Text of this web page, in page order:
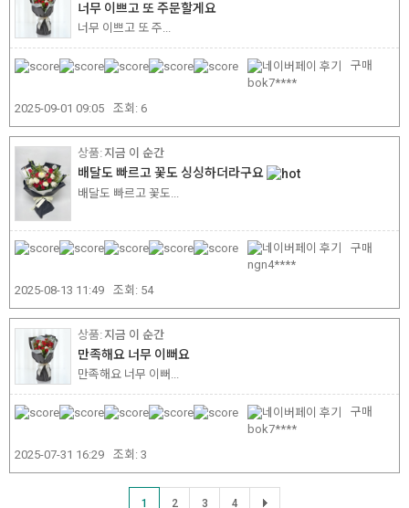
너무 이쁘고 또 주문할게요
너무 이쁘고 또 주...
bok7****
구매
2025-09-01 09:05 조회: 6
지금 이 순간
배달도 빠르고 꽃도 싱싱하더라구요
배달도 빠르고 꽃도...
ngn4****
구매
2025-08-13 11:49 조회: 54
지금 이 순간
만족해요 너무 이뻐요
만족해요 너무 이뻐...
bok7****
구매
2025-07-31 16:29 조회: 3
1 2 3 4